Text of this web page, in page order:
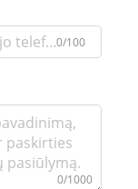
0/100
0/1000